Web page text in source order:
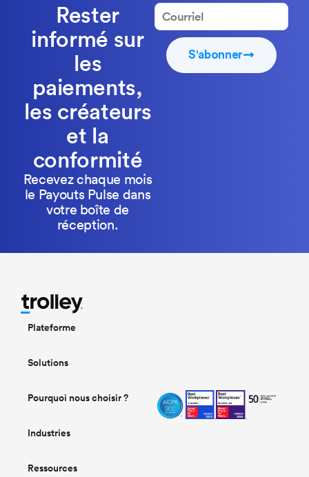
Rester
informé sur
les
paiements,
les créateurs
et la
conformité
Recevez chaque mois
le Payouts Pulse dans
votre boîte de
réception.
S'abonner
Plateforme
Solutions
Pourquoi nous choisir ?
Industries
Ressources